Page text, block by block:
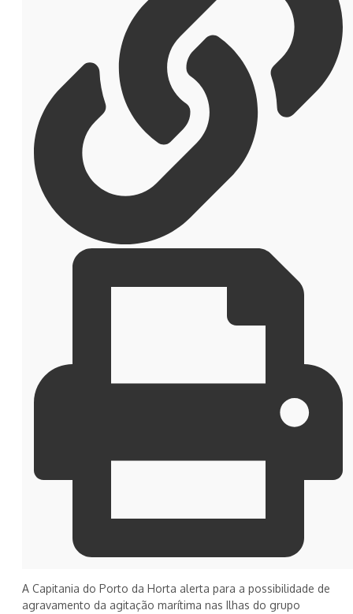
A Capitania do Porto da Horta alerta para a possibilidade de
agravamento da agitação marítima nas Ilhas do grupo